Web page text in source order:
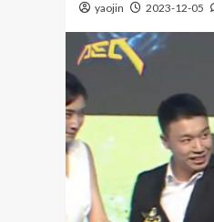
yaojin 2023-12-05